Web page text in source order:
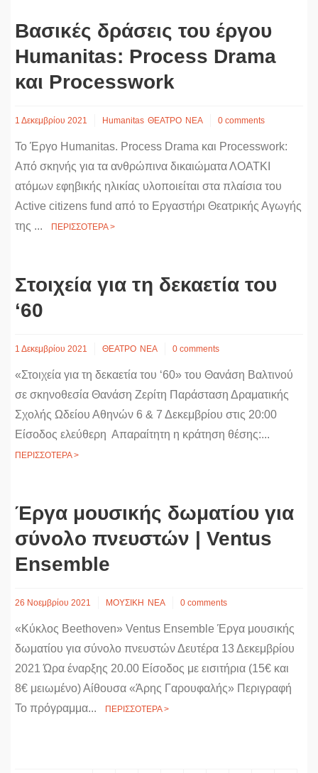
Βασικές δράσεις του έργου
Humanitas: Process Drama
και Processwork
1 Δεκεμβρίου 2021 Humanitas ΘΕΑΤΡΟ ΝΕΑ 0 comments
Το Έργο Humanitas. Process Drama και Processwork:
Από σκηνής για τα ανθρώπινα δικαιώματα ΛΟΑΤΚΙ
ατόμων εφηβικής ηλικίας υλοποιείται στα πλαίσια του
Active citizens fund από το Εργαστήρι Θεατρικής Αγωγής
της ...
ΠΕΡΙΣΣΟΤΕΡΑ >
Στοιχεία για τη δεκαετία του
‘60
1 Δεκεμβρίου 2021 ΘΕΑΤΡΟ ΝΕΑ 0 comments
«Στοιχεία για τη δεκαετία του ‘60» του Θανάση Βαλτινού
σε σκηνοθεσία Θανάση Ζερίτη Παράσταση Δραματικής
Σχολής Ωδείου Αθηνών 6 & 7 Δεκεμβρίου στις 20:00
Είσοδος ελεύθερη Απαραίτητη η κράτηση θέσης:...
ΠΕΡΙΣΣΟΤΕΡΑ >
Έργα μουσικής δωματίου για
σύνολο πνευστών | Ventus
Ensemble
26 Νοεμβρίου 2021 ΜΟΥΣΙΚΗ ΝΕΑ 0 comments
«Κύκλος Beethoven» Ventus Ensemble Έργα μουσικής
δωματίου για σύνολο πνευστών Δευτέρα 13 Δεκεμβρίου
2021 Ώρα έναρξης 20.00 Είσοδος με εισιτήρια (15€ και
8€ μειωμένο) Αίθουσα «Άρης Γαρουφαλής» Περιγραφή
Το πρόγραμμα...
ΠΕΡΙΣΣΟΤΕΡΑ >